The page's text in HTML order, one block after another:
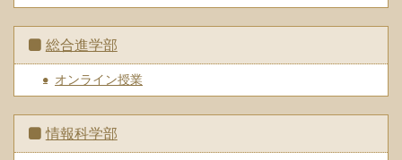
総合進学部
オンライン授業
情報科学部